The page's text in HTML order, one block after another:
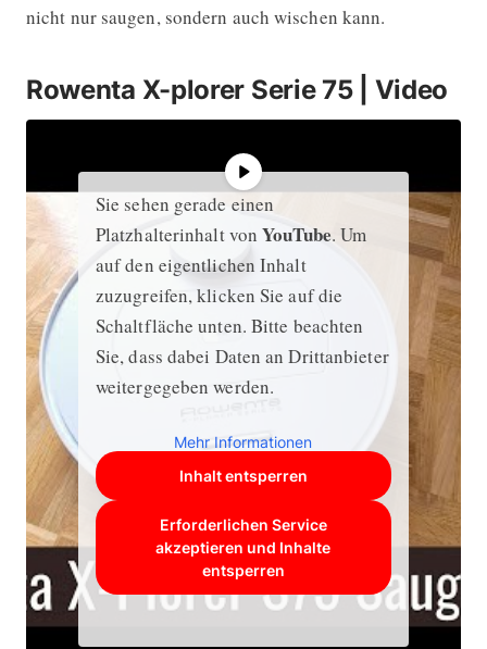
nicht nur saugen, sondern auch wischen kann.
Rowenta X-plorer Serie 75 | Video
Sie sehen gerade einen
Platzhalterinhalt vonYouTube. Um
auf den eigentlichen Inhalt
zuzugreifen, klicken Sie auf die
Schaltfläche unten. Bitte beachten
Sie, dass dabei Daten an Drittanbieter
weitergegeben werden.
Mehr Informationen
Inhalt entsperren
Erforderlichen Service
akzeptieren und Inhalte
entsperren